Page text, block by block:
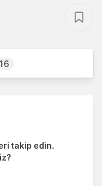
16
takip edin.